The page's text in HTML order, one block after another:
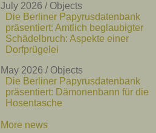
July 2026 / Objects
Die Berliner Papyrusdatenbank
präsentiert: Amtlich beglaubigter
Schädelbruch: Aspekte einer
Dorfprügelei
May 2026 / Objects
Die Berliner Papyrusdatenbank
präsentiert: Dämonenbann für die
Hosentasche
More news